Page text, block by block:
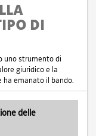
DI
uno strumento di
giuridico e la
ha emanato il bando.
delle